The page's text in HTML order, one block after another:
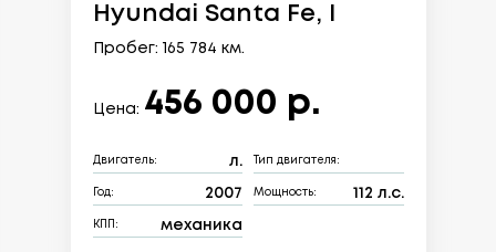
Hyundai Santa Fe, I
Пробег: 165 784 км.
Цена: 456 000 р.
Двигатель: л. Тип двигателя:
Год: 2007 Мощность: 112 л.с.
КПП: механика